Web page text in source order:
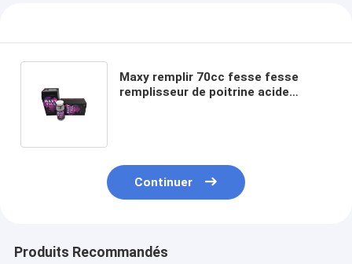
Maxy remplir 70cc fesse fesse
remplisseur de poitrine acide
Continuer
Produits Recommandés